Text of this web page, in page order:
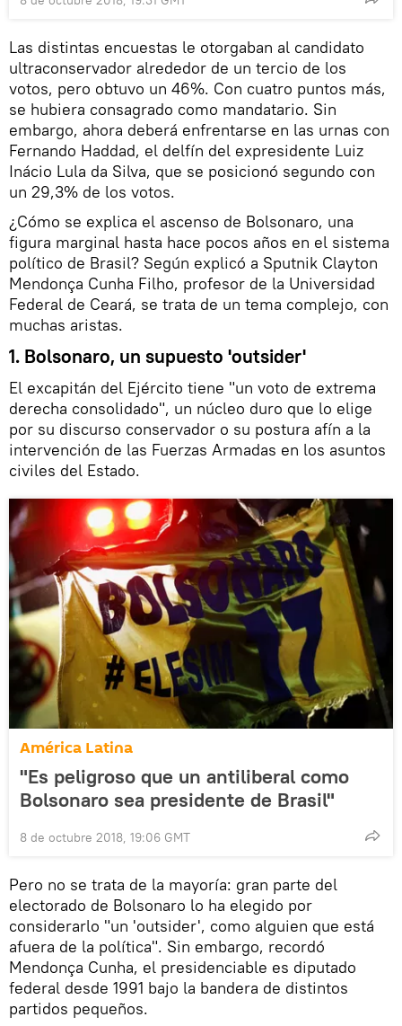
Las distintas encuestas le otorgaban al candidato
ultraconservador alrededor de un tercio de los
votos, pero obtuvo un 46%. Con cuatro puntos más,
se hubiera consagrado como mandatario. Sin
embargo, ahora deberá enfrentarse en las urnas con
Fernando Haddad, el delfín del expresidente Luiz
Inácio Lula da Silva, que se posicionó segundo con
un 29,3% de los votos.
¿Cómo se explica el ascenso de Bolsonaro, una
figura marginal hasta hace pocos años en el sistema
político de Brasil? Según explicó a Sputnik Clayton
Mendonça Cunha Filho, profesor de la Universidad
Federal de Ceará, se trata de un tema complejo, con
muchas aristas.
1. Bolsonaro, un supuesto 'outsider'
El excapitán del Ejército tiene "un voto de extrema
derecha consolidado", un núcleo duro que lo elige
por su discurso conservador o su postura afín a la
intervención de las Fuerzas Armadas en los asuntos
civiles del Estado.
América Latina
"Es peligroso que un antiliberal como
Bolsonaro sea presidente de Brasil"
8 de octubre 2018, 19:06 GMT
Pero no se trata de la mayoría: gran parte del
electorado de Bolsonaro lo ha elegido por
considerarlo "un 'outsider', como alguien que está
afuera de la política". Sin embargo, recordó
Mendonça Cunha, el presidenciable es diputado
federal desde 1991 bajo la bandera de distintos
partidos pequeños.